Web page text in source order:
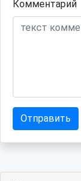
Комментарий
Отправить